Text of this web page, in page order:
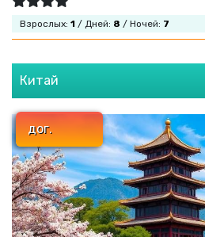
Взрослых: 1 / Дней: 8 / Ночей: 7
Китай
дог.